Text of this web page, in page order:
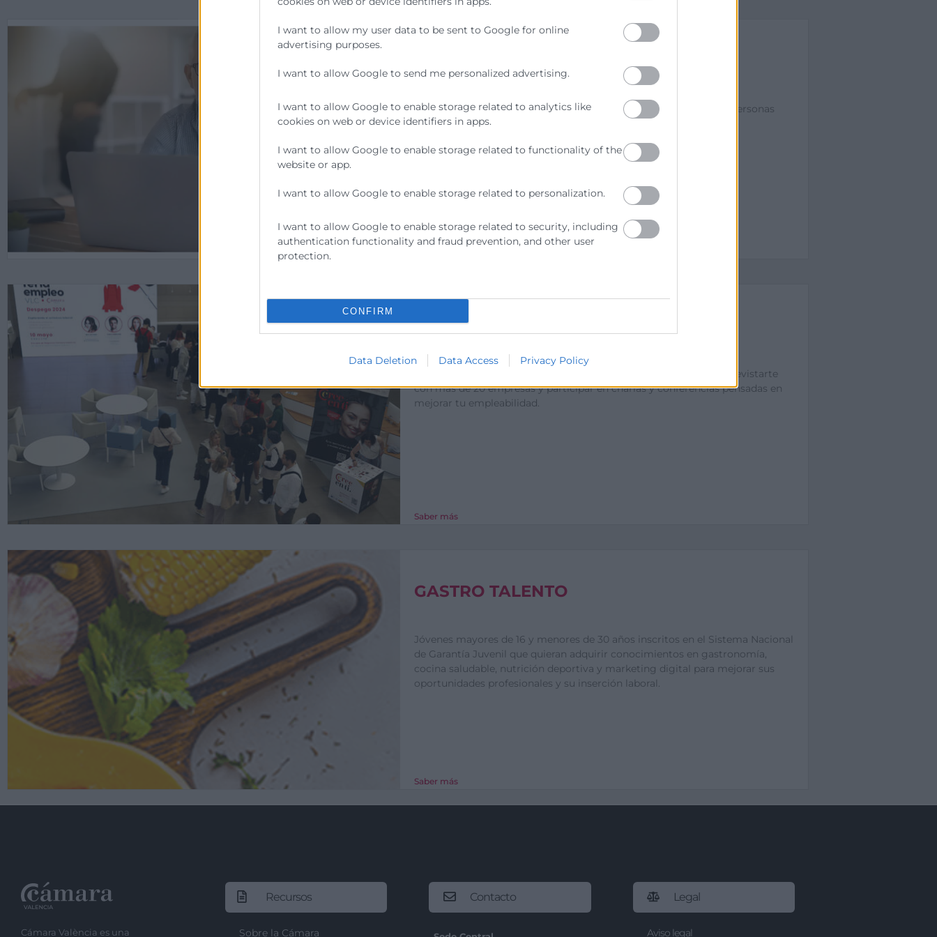
I want to allow my user data to be sent to Google for online
advertising purposes.
I want to allow Google to send me personalized advertising.
I want to allow Google to enable storage related to analytics like
cookies on web or device identifiers in apps.
I want to allow Google to enable storage related to functionality of the
website or app.
I want to allow Google to enable storage related to personalization.
I want to allow Google to enable storage related to security, including
authentication functionality and fraud prevention, and other user
protection.
CONFIRM
Data Deletion Data Access Privacy Policy
La finalidad del Programa 45+ es ofrecer una acción directa a las personas
entre 45 y 60 años que se encuentren en situación de desempleo o
FERIAS DE EMPLEO
Queremos ayudarte a que encuentres tu trabajo ideal. Podrás entrevistarte
con más de 20 empresas y participar en charlas y conferencias pensadas en
mejorar tu empleabilidad.
Saber más
GASTRO TALENTO
Jóvenes mayores de 16 y menores de 30 años inscritos en el Sistema Nacional
de Garantía Juvenil que quieran adquirir conocimientos en gastronomía,
cocina saludable, nutrición deportiva y marketing digital para mejorar sus
oportunidades profesionales y su inserción laboral.
Saber más
Cámara València es una
Recursos
Sobre la Cámara
Contacto Legal
Aviso legal